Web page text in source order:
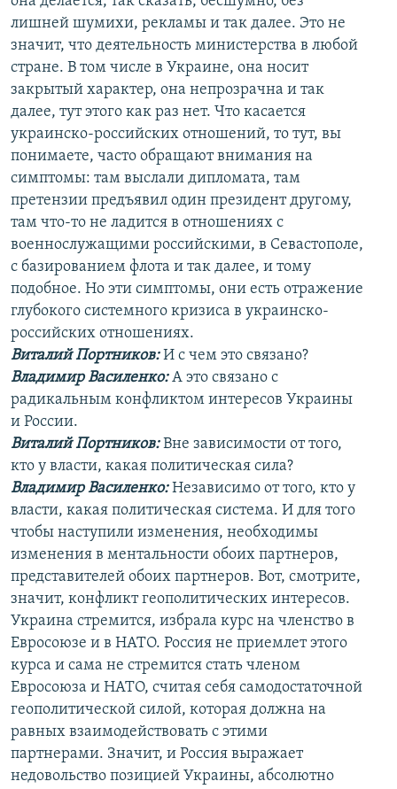
лишней шумихи, рекламы и так далее. Это не
значит, что деятельность министерства в любой
стране. В том числе в Украине, она носит
закрытый характер, она непрозрачна и так
далее, тут этого как раз нет. Что касается
украинско-российских отношений, то тут, вы
понимаете, часто обращают внимания на
симптомы: там выслали дипломата, там
претензии предъявил один президент другому,
там что-то не ладится в отношениях с
военнослужащими российскими, в Севастополе,
с базированием флота и так далее, и тому
подобное. Но эти симптомы, они есть отражение
глубокого системного кризиса в украинско-
российских отношениях.
Виталий Портников:И с чем это связано?
Владимир Василенко:А это связано с
радикальным конфликтом интересов Украины
и России.
Виталий Портников:Вне зависимости от того,
кто у власти, какая политическая сила?
Владимир Василенко:Независимо от того, кто у
власти, какая политическая система. И для того
чтобы наступили изменения, необходимы
изменения в ментальности обоих партнеров,
представителей обоих партнеров. Вот, смотрите,
значит, конфликт геополитических интересов.
Украина стремится, избрала курс на членство в
Евросоюзе и в НАТО. Россия не приемлет этого
курса и сама не стремится стать членом
Евросоюза и НАТО, считая себя самодостаточной
геополитической силой, которая должна на
равных взаимодействовать с этими
партнерами. Значит, и Россия выражает
недовольство позицией Украины, абсолютно